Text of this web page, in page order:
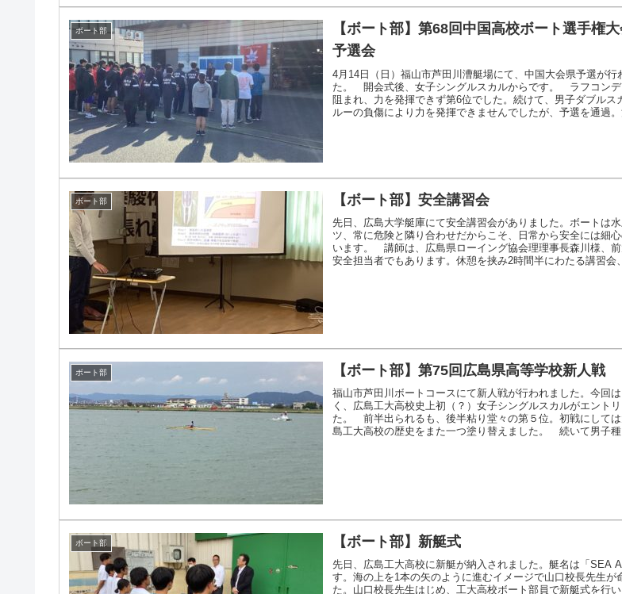
ボート部
【ボート部】第68回中国高校ボート選手権
予選会
4月14日（日）福山市芦田川漕艇場にて、中国大会県予選が行
た。 開会式後、女子シングルスカルからです。 ラフコンデ
阻まれ、力を発揮できず第6位でした。続けて、男子ダブルス
ルーの負傷により力を発揮できませんでしたが、予選を通過。
ボート部 【ボート部】安全講習会
先日、広島大学艇庫にて安全講習会がありました。ボートは
ツ、常に危険と隣り合わせだからこそ、日常から安全には細
います。 講師は、広島県ローイング協会理理事長森川様、
安全担当者でもあります。休憩を挟み2時間半にわたる講習会
ボート部 【ボート部】第75回広島県高等学校新人戦
福山市芦田川ボートコースにて新人戦が行われました。今回
く、広島工大高校史上初（？）女子シングルスカルがエント
た。 前半出られるも、後半粘り堂々の第５位。初戦にして
島工大高校の歴史をまた一つ塗り替えました。 続いて男子
ボート部 【ボート部】新艇式
先日、広島工大高校に新艇が納入されました。艇名は「SEA
す。海の上を1本の矢のように進むイメージで山口校長先生が
た。山口校長先生はじめ、工大高校ボート部員で新艇式を行